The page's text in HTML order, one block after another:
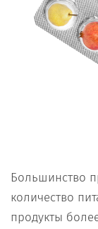
Большинство
количество
продукты